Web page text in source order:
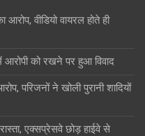
वीडियो वायरल होते ही
आरोपी को रखने पर हुआ विवाद
परिजनों ने खोली पुरानी शादियों
एक्सप्रेसवे छोड़ हाईवे से